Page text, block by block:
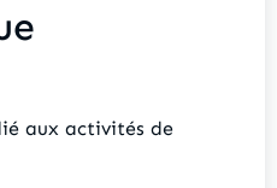
aux activités de